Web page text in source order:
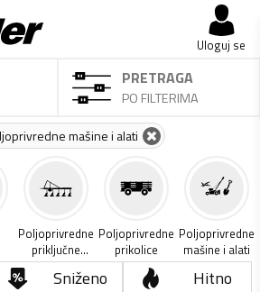
Uloguj se
PRETRAGA
PO FILTERIMA
mašine i alati
Poljoprivredne
priključne
mašine
Poljoprivredne
prikolice
Poljoprivredne
mašine i alati
Sniženo Hitno